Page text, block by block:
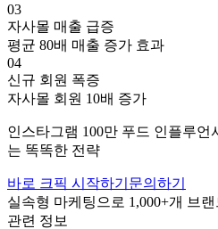
03
자사몰 매출 급증
평균 80배 매출 증가 효과
04
신규 회원 폭증
자사몰 회원 10배 증가
인스타그램 100만 푸드 인플루언
는 똑똑한 전략
바로 크픽 시작하기 문의하기
실속형 마케팅으로 1,000+개 브
관련 정보